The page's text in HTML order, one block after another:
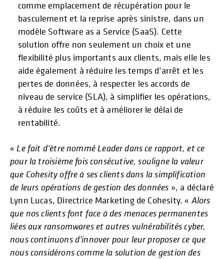
comme emplacement de récupération pour le
basculement et la reprise après sinistre, dans un
modèle Software as a Service (SaaS). Cette
solution offre non seulement un choix et une
flexibilité plus importants aux clients, mais elle les
aide également à réduire les temps d’arrêt et les
pertes de données, à respecter les accords de
niveau de service (SLA), à simplifier les opérations,
à réduire les coûts et à améliorer le délai de
rentabilité.
«Le fait d’être nommé Leader dans ce rapport, et ce
pour la troisième fois consécutive, souligne la valeur
que Cohesity offre à ses clients dans la simplification
de leurs opérations de gestion des données », a déclaré
Lynn Lucas, Directrice Marketing de Cohesity. « Alors
que nos clients font face à des menaces permanentes
liées aux ransomwares et autres vulnérabilités cyber,
nous continuons d’innover pour leur proposer ce que
nous considérons comme la solution de gestion des